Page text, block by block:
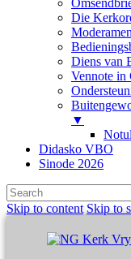
Die
Moderamen
Diens van
Vennote in
▼
Didasko VBO
Sinode 2026
Skip to content Skip to